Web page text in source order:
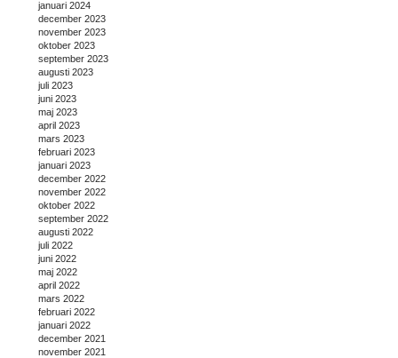
januari 2024
december 2023
november 2023
oktober 2023
september 2023
augusti 2023
juli 2023
juni 2023
maj 2023
april 2023
mars 2023
februari 2023
januari 2023
december 2022
november 2022
oktober 2022
september 2022
augusti 2022
juli 2022
juni 2022
maj 2022
april 2022
mars 2022
februari 2022
januari 2022
december 2021
november 2021